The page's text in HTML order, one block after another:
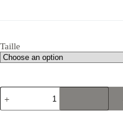
Taille
Kimono
femmes
en